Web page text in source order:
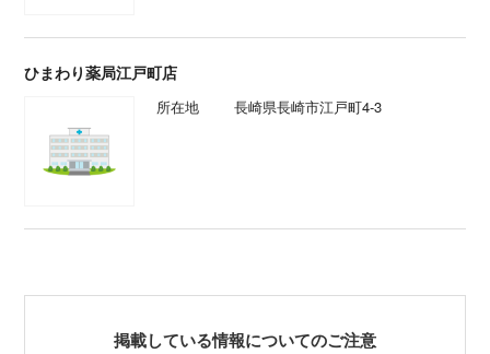
ひまわり薬局江戸町店
所在地 長崎県長崎市江戸町4-3
掲載している情報についてのご注意